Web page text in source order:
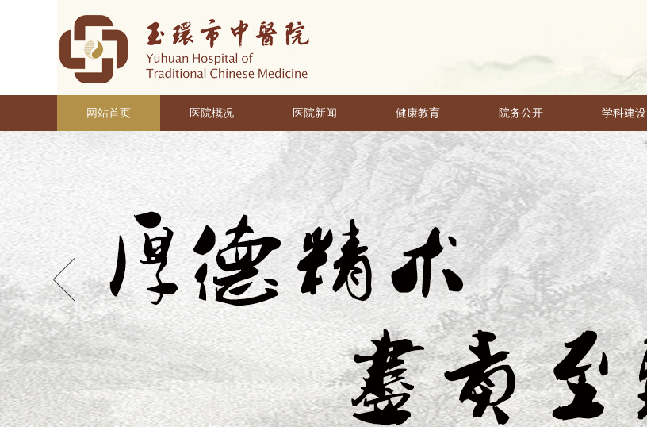
网站首页 医院概况 医院新闻 健康教育 院务公开 学科建设